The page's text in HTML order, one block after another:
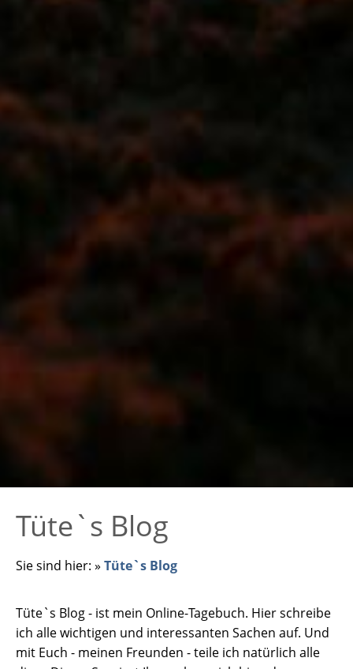
Tüte`s Blog
Sie sind hier: » Tüte`s Blog
Tüte`s Blog - ist mein Online-Tagebuch. Hier schreibe
ich alle wichtigen und interessanten Sachen auf. Und
mit Euch - meinen Freunden - teile ich natürlich alle